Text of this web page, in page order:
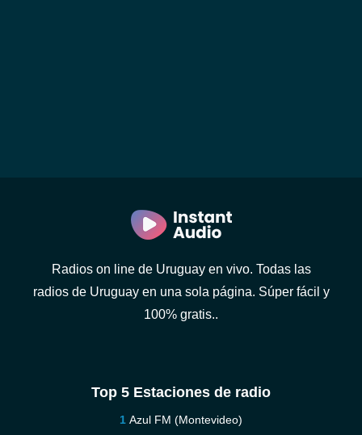
Radios on line de Uruguay en vivo. Todas las
radios de Uruguay en una sola página. Súper fácil y
100% gratis..
Top 5 Estaciones de radio
Azul FM (Montevideo)